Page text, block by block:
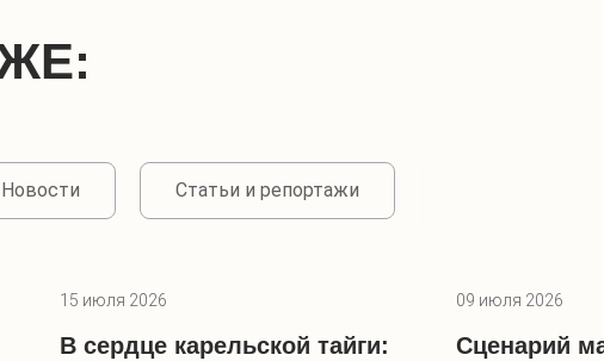
Новости Статьи и репортажи
15 июля 2026
В сердце карельской тайги:
09 июля 2026
Сценарий